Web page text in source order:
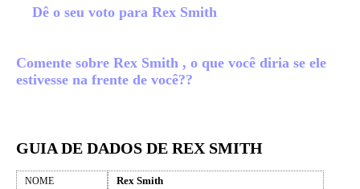
Dê o seu voto para Rex Smith
Comente sobre Rex Smith , o que você diria se ele
estivesse na frente de você??
GUIA DE DADOS DE REX SMITH
NOME Rex Smith